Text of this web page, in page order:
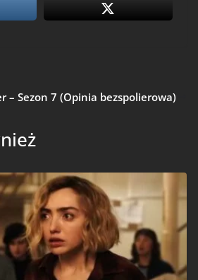
– Sezon 7 (Opinia bezspolierowa)